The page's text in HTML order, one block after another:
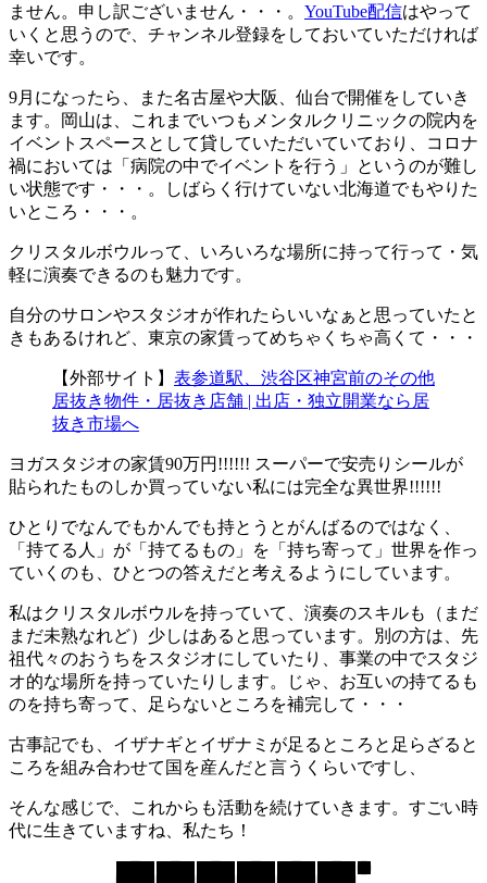
ません。申し訳ございません・・・。 YouTube配信はやって
いくと思うので、チャンネル登録をしておいていただければ
幸いです。
9月になったら、また名古屋や大阪、仙台で開催をしていき
ます。岡山は、これまでいつもメンタルクリニックの院内を
イベントスペースとして貸していただいていており、コロナ
禍においては「病院の中でイベントを行う」というのが難し
い状態です・・・。しばらく行けていない北海道でもやりた
いところ・・・。
クリスタルボウルって、いろいろな場所に持って行って・気
軽に演奏できるのも魅力です。
自分のサロンやスタジオが作れたらいいなぁと思っていたと
きもあるけれど、東京の家賃ってめちゃくちゃ高くて・・・
【外部サイト】 表参道駅、渋谷区神宮前のその他
居抜き物件・居抜き店舗 | 出店・独立開業なら居
抜き市場へ
ヨガスタジオの家賃90万円!!!!!! スーパーで安売りシールが
貼られたものしか買っていない私には完全な異世界!!!!!!
ひとりでなんでもかんでも持とうとがんばるのではなく、
「持てる人」が「持てるもの」を「持ち寄って」世界を作っ
ていくのも、ひとつの答えだと考えるようにしています。
私はクリスタルボウルを持っていて、演奏のスキルも（まだ
まだ未熟なれど）少しはあると思っています。別の方は、先
祖代々のおうちをスタジオにしていたり、事業の中でスタジ
オ的な場所を持っていたりします。じゃ、お互いの持てるも
のを持ち寄って、足らないところを補完して・・・
古事記でも、イザナギとイザナミが足るところと足らざると
ころを組み合わせて国を産んだと言うくらいですし、
そんな感じで、これからも活動を続けていきます。すごい時
代に生きていますね、私たち！